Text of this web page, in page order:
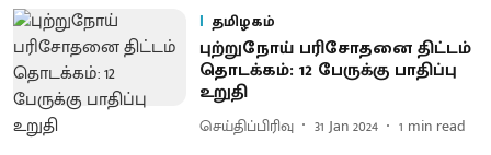
தமிழகம்
புற்றுநோய் பரிசோதனை திட்டம்
தொடக்கம்: 12 பேருக்கு பாதிப்பு
உறுதி
செய்திப்பிரிவு 31 Jan 2024 1 min read